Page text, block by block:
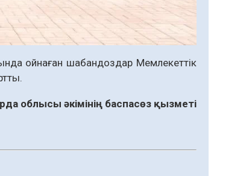
ойнаған шабандоздар Мемлекеттік
облысы әкімінің баспасөз қызметі